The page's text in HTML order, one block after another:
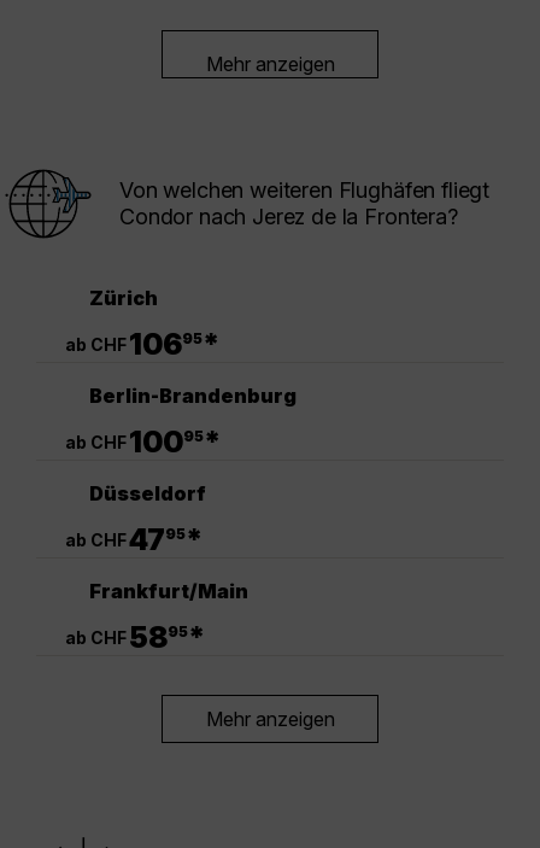
Mehr anzeigen
Von welchen weiteren Flughäfen fliegt
Condor nach Jerez de la Frontera?
Zürich
ab CHF10695*
Berlin-Brandenburg
ab CHF10095*
Düsseldorf
ab CHF4795*
Frankfurt/Main
ab CHF5895*
Mehr anzeigen